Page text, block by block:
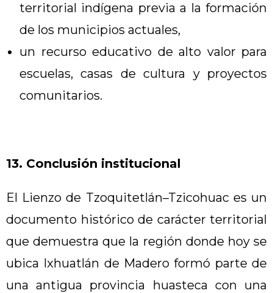
territorial indígena previa a la formación
de los municipios actuales,
un recurso educativo de alto valor para
escuelas, casas de cultura y proyectos
comunitarios.
13. Conclusión institucional
El Lienzo de Tzoquitetlán–Tzicohuac es un
documento histórico de carácter territorial
que demuestra que la región donde hoy se
ubica Ixhuatlán de Madero formó parte de
una antigua provincia huasteca con una